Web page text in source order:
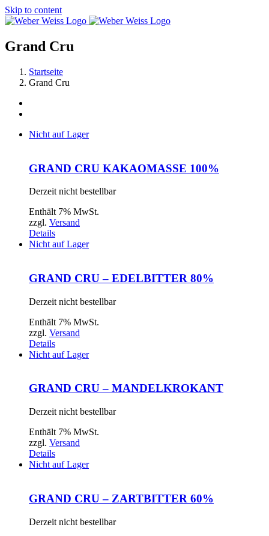
Skip to content
Grand Cru
Startseite
Grand Cru
Nicht auf Lager
GRAND CRU KAKAOMASSE 100%
Derzeit nicht bestellbar
Enthält 7% MwSt.
zzgl. Versand
Details
Nicht auf Lager
GRAND CRU – EDELBITTER 80%
Derzeit nicht bestellbar
Enthält 7% MwSt.
zzgl. Versand
Details
Nicht auf Lager
GRAND CRU – MANDELKROKANT
Derzeit nicht bestellbar
Enthält 7% MwSt.
zzgl. Versand
Details
Nicht auf Lager
GRAND CRU – ZARTBITTER 60%
Derzeit nicht bestellbar